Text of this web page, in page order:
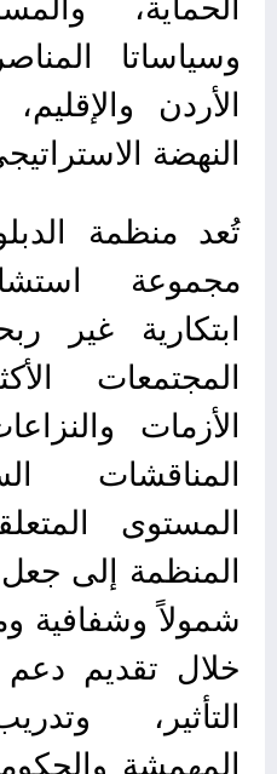
الحماية،
وسياساتا
الأردن
النهضة
تُعد منظمة
مجموعة
ابتكارية غير
المجتمعات
الأزمات
المناقشات
المستوى
المنظمة إلى جعل
شمولاً وشفافية
خلال تقديم
التأثير،
المهمشة